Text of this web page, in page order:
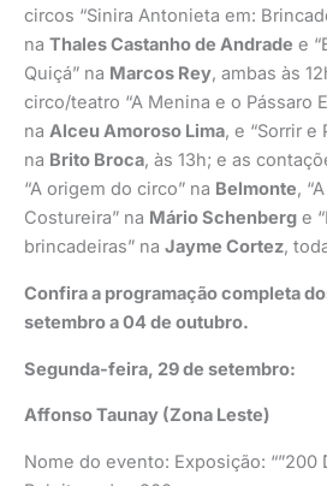
circos “Sinira Antonieta em:
na Thales Castanho de Andrade e
Quiçá” na Marcos Rey, ambas às
circo/teatro “A Menina e o Pássaro
na Alceu Amoroso Lima, e “Sorrir e
na Brito Broca, às 13h; e as
“A origem do circo” na Belmonte,
Costureira” na Mário Schenberg e
brincadeiras” na Jayme Cortez,
Confira a programação completa
setembro a 04 de outubro.
Segunda-feira, 29 de setembro:
Affonso Taunay (Zona Leste)
Nome do evento: Exposição: “”200